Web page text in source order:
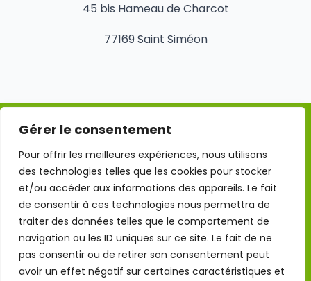
Gérer le consentement
Pour offrir les meilleures expériences, nous utilisons
des technologies telles que les cookies pour stocker
et/ou accéder aux informations des appareils. Le fait
de consentir à ces technologies nous permettra de
traiter des données telles que le comportement de
navigation ou les ID uniques sur ce site. Le fait de ne
pas consentir ou de retirer son consentement peut
avoir un effet négatif sur certaines caractéristiques et
45 bis Hameau de Charcot
77169 Saint Siméon
Mentions légales
Conditions Générales d'Utilisation
Politique de confidentialité
Politique des cookies